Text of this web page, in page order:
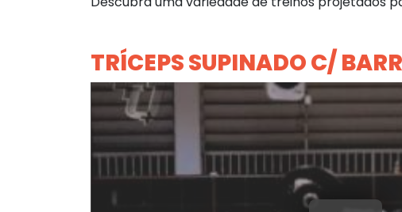
TRÍCEPS SUPINADO C/